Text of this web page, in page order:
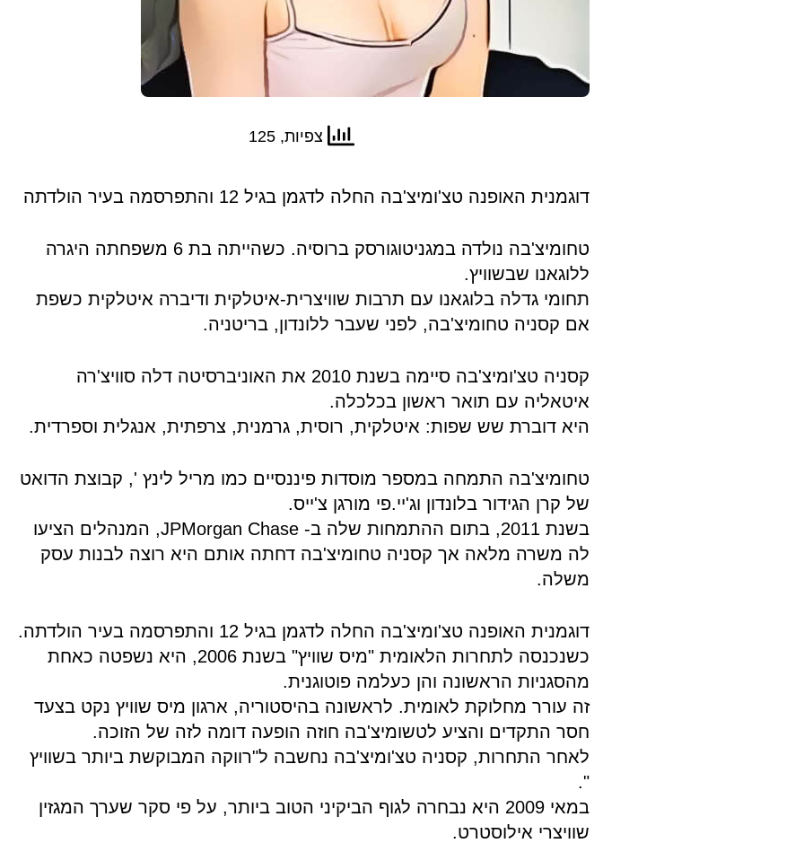
צפיות, 125
דוגמנית האופנה טצ'ומיצ'בה החלה לדגמן בגיל 12 והתפרסמה בעיר הולדתה
טחומיצ'בה נולדה במגניטוגורסק ברוסיה. כשהייתה בת 6 משפחתה היגרה
ללוגאנו שבשוויץ.
תחומי גדלה בלוגאנו עם תרבות שוויצרית-איטלקית ודיברה איטלקית כשפת
אם קסניה טחומיצ'בה, לפני שעבר ללונדון, בריטניה.
קסניה טצ'ומיצ'בה סיימה בשנת 2010 את האוניברסיטה דלה סוויצ'רה
איטאליה עם תואר ראשון בכלכלה.
היא דוברת שש שפות: איטלקית, רוסית, גרמנית, צרפתית, אנגלית וספרדית.
טחומיצ'בה התמחה במספר מוסדות פיננסיים כמו מריל לינץ ', קבוצת הדואט
של קרן הגידור בלונדון וג'יי.פי מורגן צ'ייס.
בשנת 2011, בתום ההתמחות שלה ב- JPMorgan Chase, המנהלים הציעו
לה משרה מלאה אך קסניה טחומיצ'בה דחתה אותם היא רוצה לבנות עסק
משלה.
דוגמנית האופנה טצ'ומיצ'בה החלה לדגמן בגיל 12 והתפרסמה בעיר הולדתה.
כשנכנסה לתחרות הלאומית "מיס שוויץ" בשנת 2006, היא נשפטה כאחת
מהסגניות הראשונה והן כעלמה פוטוגנית.
זה עורר מחלוקת לאומית. לראשונה בהיסטוריה, ארגון מיס שוויץ נקט בצעד
חסר התקדים והציע לטשומיצ'בה חוזה הופעה דומה לזה של הזוכה.
לאחר התחרות, קסניה טצ'ומיצ'בה נחשבה ל"רווקה המבוקשת ביותר בשוויץ
".
במאי 2009 היא נבחרה לגוף הביקיני הטוב ביותר, על פי סקר שערך המגזין
שוויצרי אילוסטרט.